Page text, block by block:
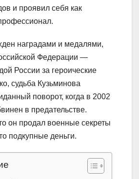
и проявил себя как
наградами и медалями,
Федерации —
России за героические
судьба Кузьминова
поворот, когда в 2002
в предательстве.
он продал военные секреты
подкупные деньги.